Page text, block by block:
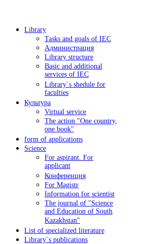
Library
Tasks and goals of IEC
Администрация
Library structure
Basic and additional
services of IEC
Library`s shedule for
faculties
Культура
Virtual service
The action "One country,
one book"
form of applications
Science
For aspirant. For
applicant
Конференция
For Magistr
Information for sсientist
The journal of "Science
and Education of South
Kazakhstan"
List of specialized literature
Library`s publications